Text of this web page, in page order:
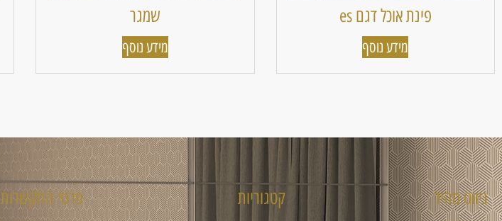
פינת אוכל דגם es
מידע נוסף
שמגר
מידע נוסף
ניווט מהיר קטגוריות פרטי התקשרות